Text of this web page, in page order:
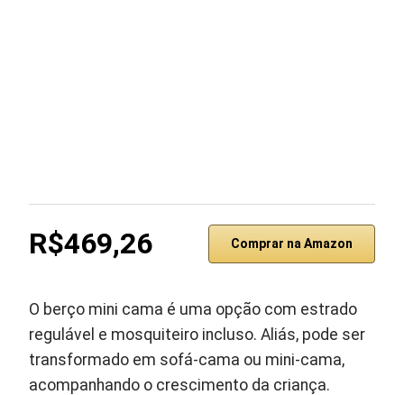
R$469,26 Comprar na Amazon
O berço mini cama é uma opção com estrado
regulável e mosquiteiro incluso. Aliás, pode ser
transformado em sofá-cama ou mini-cama,
acompanhando o crescimento da criança.